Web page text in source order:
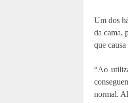
Um dos
da cama,
que
“Ao
normal.